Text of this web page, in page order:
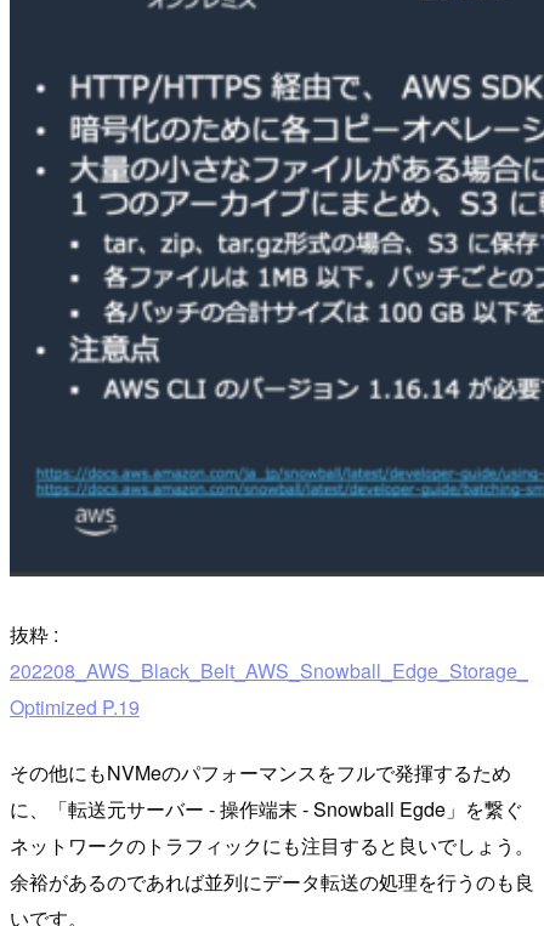
抜粋 :
202208_AWS_Black_Belt_AWS_Snowball_Edge_Storage_
Optimized P.19
その他にもNVMeのパフォーマンスをフルで発揮するため
に、「転送元サーバー - 操作端末 - Snowball Egde」を繋ぐ
ネットワークのトラフィックにも注目すると良いでしょう。
余裕があるのであれば並列にデータ転送の処理を行うのも良
いです。